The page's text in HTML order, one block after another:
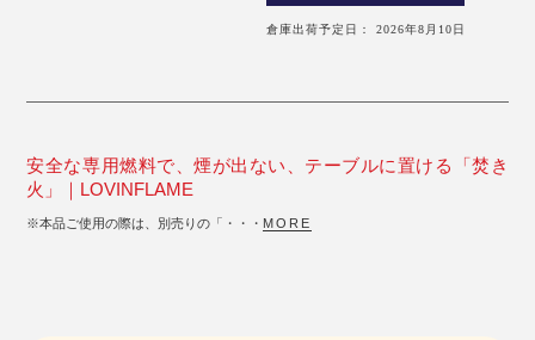
倉庫出荷予定日： 2026年8月10日
安全な専用燃料で、煙が出ない、テーブルに置ける「焚き
火」｜LOVINFLAME
※本品ご使用の際は、別売りの「・・・ MORE